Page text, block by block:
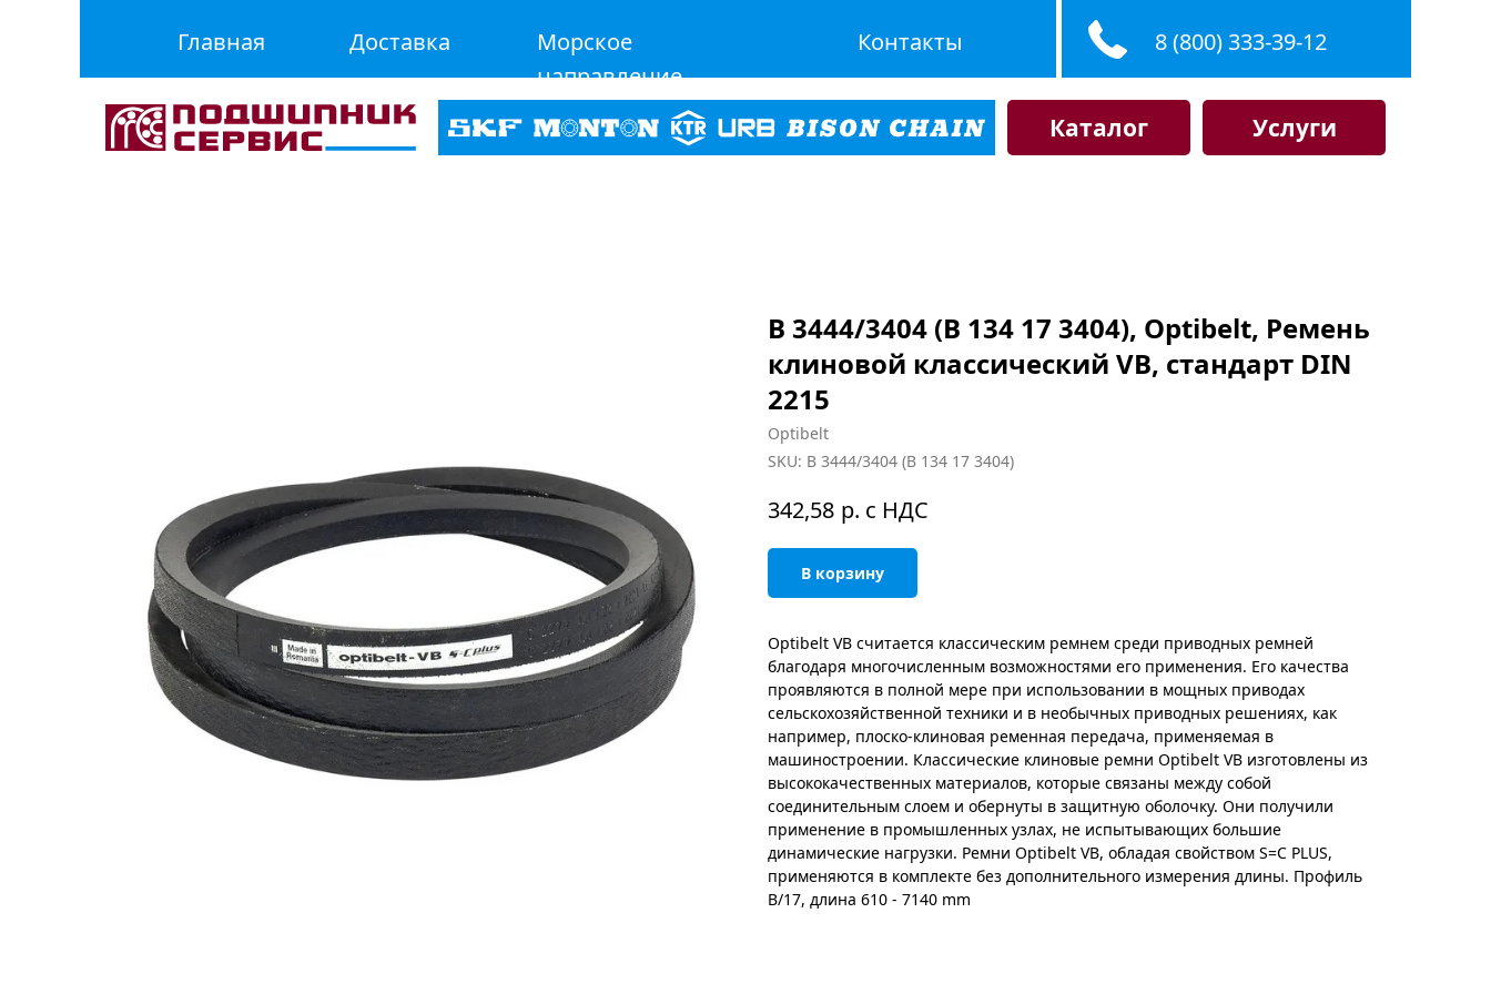
Главная Доставка
Морское
направление
Контакты 8 (800) 333-39-12
Каталог Услуги
B 3444/3404 (B 134 17 3404), Optibelt, Ремень
клиновой классический VB, стандарт DIN
2215
Optibelt
SKU: B 3444/3404 (B 134 17 3404)
342,58 р. с НДС
В корзину
Optibelt VB считается классическим ремнем среди приводных ремней
благодаря многочисленным возможностями его применения. Его качества
проявляются в полной мере при использовании в мощных приводах
сельскохозяйственной техники и в необычных приводных решениях, как
например, плоско-клиновая ременная передача, применяемая в
машиностроении. Классические клиновые ремни Optibelt VB изготовлены из
высококачественных материалов, которые связаны между собой
соединительным слоем и обернуты в защитную оболочку. Они получили
применение в промышленных узлах, не испытывающих большие
динамические нагрузки. Ремни Optibelt VB, обладая свойством S=C PLUS,
применяются в комплекте без дополнительного измерения длины. Профиль
B/17, длина 610 - 7140 mm